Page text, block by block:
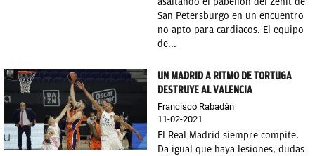
San Petersburgo en un encuentro
no apto para cardiacos. El equipo
de...
UN MADRID A RITMO DE TORTUGA
DESTRUYE AL VALENCIA
Francisco Rabadán
11-02-2021
El Real Madrid siempre compite.
Da igual que haya lesiones, dudas